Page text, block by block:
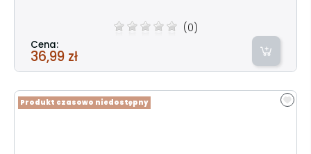
(0)
Cena:
36,99 zł
Produkt czasowo niedostępny